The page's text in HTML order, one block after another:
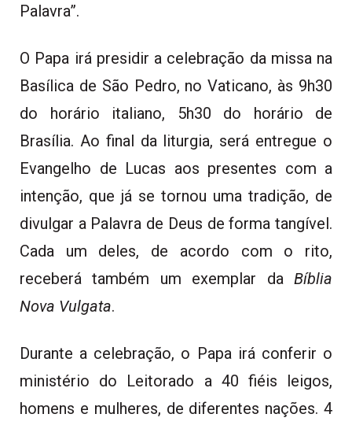
Palavra”.
O Papa irá presidir a celebração da missa na
Basílica de São Pedro, no Vaticano, às 9h30
do horário italiano, 5h30 do horário de
Brasília. Ao final da liturgia, será entregue o
Evangelho de Lucas aos presentes com a
intenção, que já se tornou uma tradição, de
divulgar a Palavra de Deus de forma tangível.
Cada um deles, de acordo com o rito,
receberá também um exemplar da Bíblia
Nova Vulgata.
Durante a celebração, o Papa irá conferir o
ministério do Leitorado a 40 fiéis leigos,
homens e mulheres, de diferentes nações. 4